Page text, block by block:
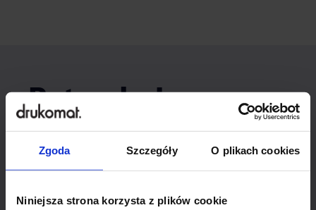
Zgoda Szczegóły O plikach cookies
Niniejsza strona korzysta z plików cookie
Potrzebujesz
indywidualnego
rozwiązania?
Odezwij się do nas, aby omówić